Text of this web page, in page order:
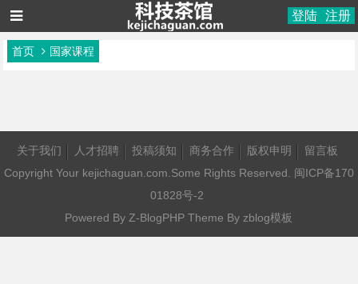
登陆 注册
首页 国家课程
关于我们 人才招聘 投稿须知 商务合作 版权申明
留言板
Copyright Your kejichaguan.com.Some Rights Reserved. 闽ICP备170
01828号-2
Powered By Z-BlogPHP Theme By zblog模板